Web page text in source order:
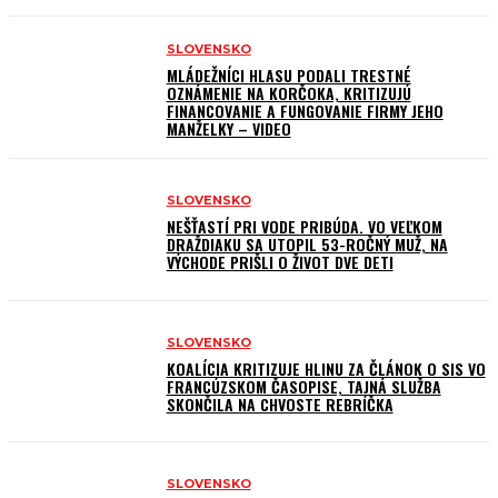
SLOVENSKO
MLÁDEŽNÍCI HLASU PODALI TRESTNÉ
OZNÁMENIE NA KORČOKA, KRITIZUJÚ
FINANCOVANIE A FUNGOVANIE FIRMY JEHO
MANŽELKY – VIDEO
SLOVENSKO
NEŠŤASTÍ PRI VODE PRIBÚDA. VO VEĽKOM
DRAŽDIAKU SA UTOPIL 53-ROČNÝ MUŽ, NA
VÝCHODE PRIŠLI O ŽIVOT DVE DETI
SLOVENSKO
KOALÍCIA KRITIZUJE HLINU ZA ČLÁNOK O SIS VO
FRANCÚZSKOM ČASOPISE, TAJNÁ SLUŽBA
SKONČILA NA CHVOSTE REBRÍČKA
SLOVENSKO